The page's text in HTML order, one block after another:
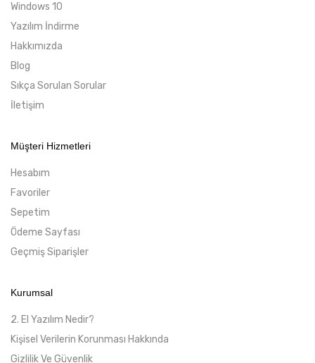
Windows 10
Yazılım İndirme
Hakkımızda
Blog
Sıkça Sorulan Sorular
İletişim
Müşteri Hizmetleri
Hesabım
Favoriler
Sepetim
Ödeme Sayfası
Geçmiş Siparişler
Kurumsal
2. El Yazılım Nedir?
Kişisel Verilerin Korunması Hakkında
Gizlilik Ve Güvenlik